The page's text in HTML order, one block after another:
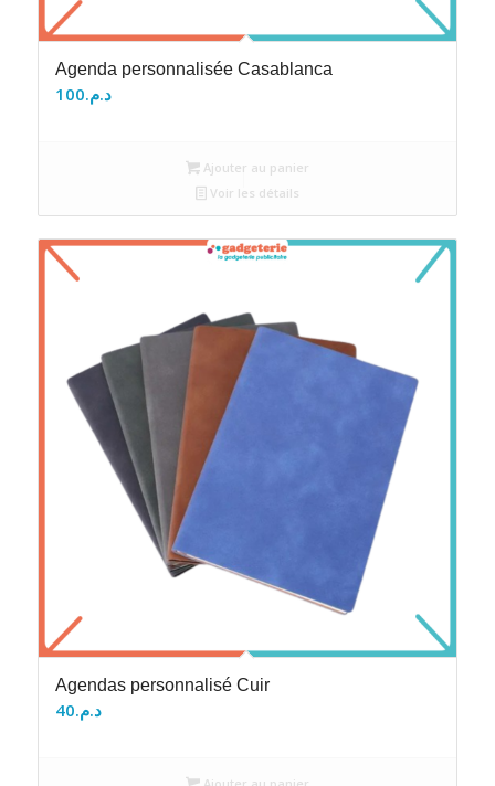
Agenda personnalisée Casablanca
د.م.100
Ajouter au panier
Voir les détails
Agendas personnalisé Cuir
د.م.40